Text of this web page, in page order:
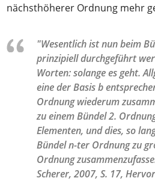
nächsthöherer Ordnung mehr
"Wesentlich ist nun beim
prinzipiell durchgeführt
Worten: solange es geht.
eine der Basis b
Ordnung wiederum
zu einem Bündel 2.
Elementen, und dies, so
Bündel n-ter Ordnung zu
Ordnung
Scherer, 2007, S. 17,